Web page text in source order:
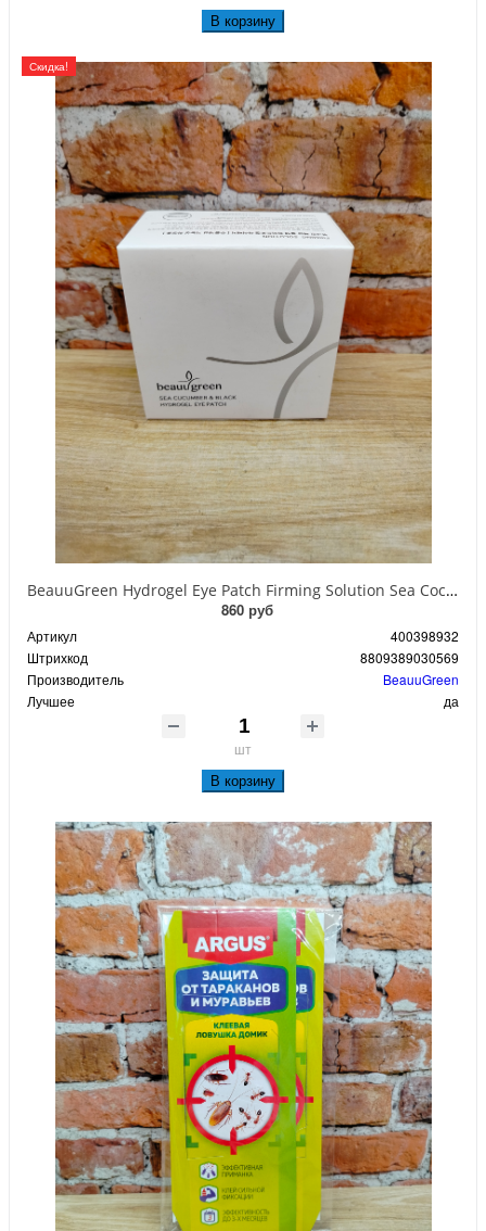
В корзину
Скидка!
BeauuGreen Hydrogel Eye Patch Firming Solution Sea Cocumber & Black Гидрогелевые патчи для кожи вокруг глаз с экстрактом черного морского огурца 60 шт 90 гр
860 руб
Артикул
400398932
Штрихкод
8809389030569
Производитель
BeauuGreen
Лучшее
да
шт
В корзину